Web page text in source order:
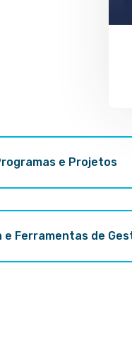
e Projetos
Ferramentas de